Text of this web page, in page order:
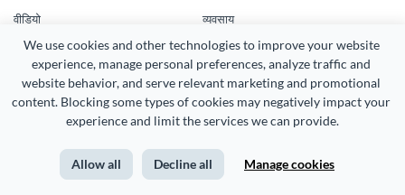
We use cookies and other technologies to improve your website
experience, manage personal preferences, analyze traffic and
website behavior, and serve relevant marketing and promotional
content. Blocking some types of cookies may negatively impact your
experience and limit the services we can provide.
Allow all Decline all Manage cookies
वीडियो
बनाने के लिए और भी
व्यवसाय
एक डेमो शेड्यूल करें
हमारे बारे में जानें
कीमतें